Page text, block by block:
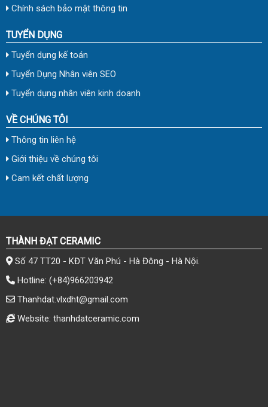
Chính sách bảo mật thông tin
TUYỂN DỤNG
Tuyển dụng kế toán
Tuyển Dụng Nhân viên SEO
Tuyển dụng nhân viên kinh doanh
VỀ CHÚNG TÔI
Thông tin liên hệ
Giới thiệu về chúng tôi
Cam kết chất lượng
THÀNH ĐẠT CERAMIC
Số 47 TT20 - KĐT Văn Phú - Hà Đông - Hà Nội.
Hotline: (+84)966203942
Thanhdat.vlxdht@gmail.com
Website: thanhdatceramic.com